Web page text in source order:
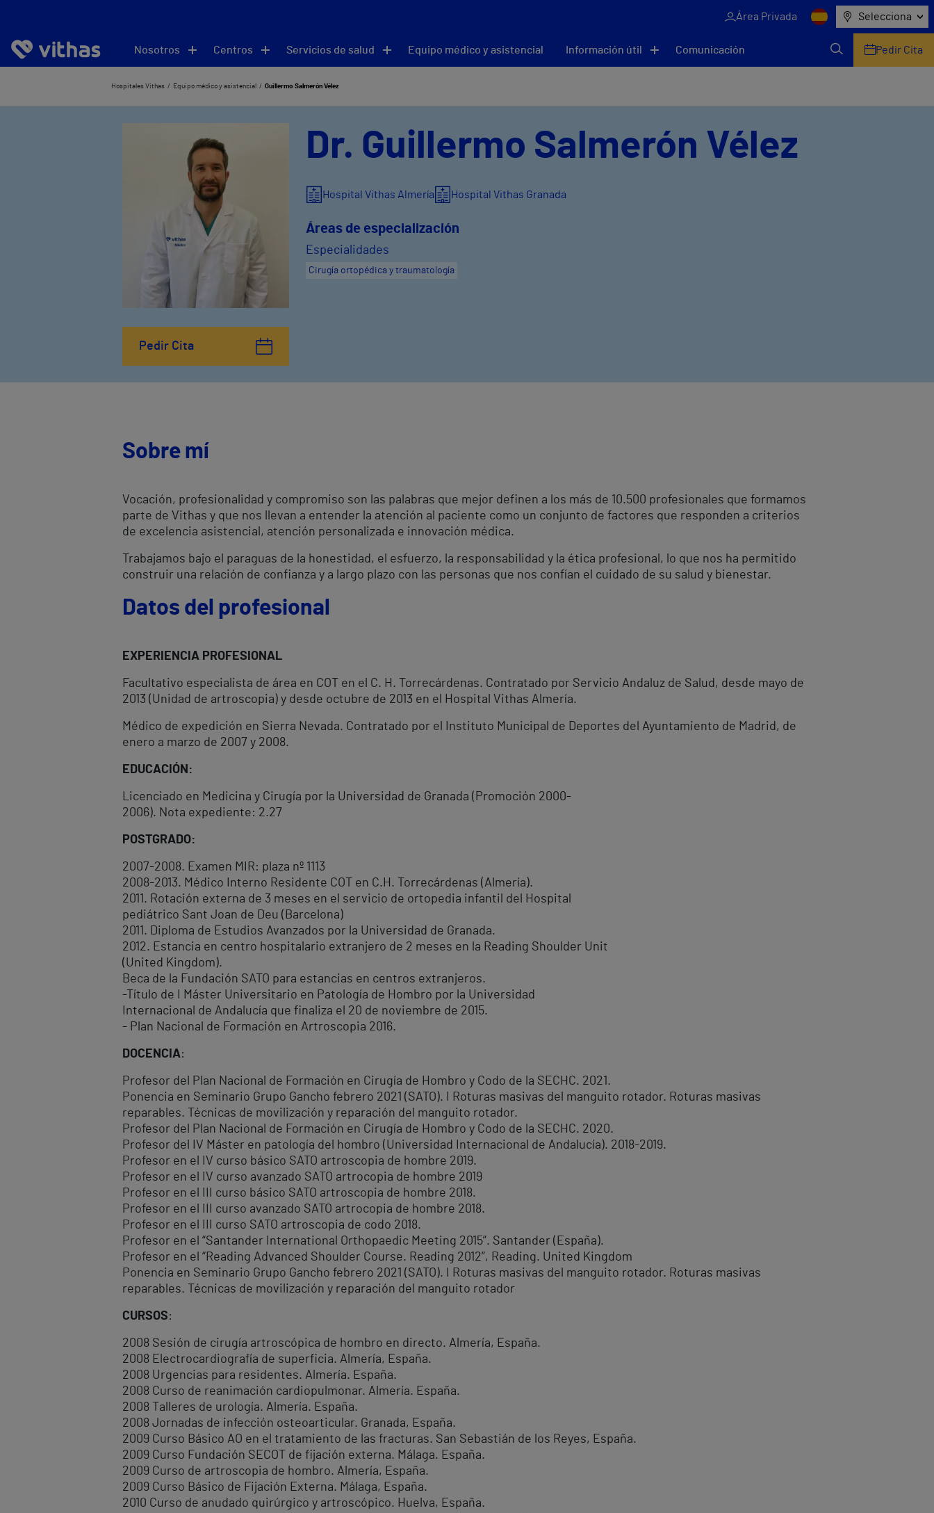
Área Privada Selecciona
Nosotros Centros Servicios de salud Equipo médico y asistencial Información útil Comunicación Pedir Cita
Hospitales Vithas Equipo médico y asistencial Guillermo Salmerón Vélez
Pedir Cita
Dr. Guillermo Salmerón Vélez
Hospital Vithas Almería Hospital Vithas Granada
Áreas de especialización
Especialidades
Cirugía ortopédica y traumatología
Sobre mí
Vocación, profesionalidad y compromiso son las palabras que mejor definen a los más de 10.500 profesionales que formamos
parte de Vithas y que nos llevan a entender la atención al paciente como un conjunto de factores que responden a criterios
de excelencia asistencial, atención personalizada e innovación médica.
Trabajamos bajo el paraguas de la honestidad, el esfuerzo, la responsabilidad y la ética profesional, lo que nos ha permitido
construir una relación de confianza y a largo plazo con las personas que nos confían el cuidado de su salud y bienestar.
Datos del profesional
EXPERIENCIA PROFESIONAL
Facultativo especialista de área en COT en el C. H. Torrecárdenas. Contratado por Servicio Andaluz de Salud, desde mayo de
2013 (Unidad de artroscopia) y desde octubre de 2013 en el Hospital Vithas Almería.
Médico de expedición en Sierra Nevada. Contratado por el Instituto Municipal de Deportes del Ayuntamiento de Madrid, de
enero a marzo de 2007 y 2008.
EDUCACIÓN:
Licenciado en Medicina y Cirugía por la Universidad de Granada (Promoción 2000-
2006). Nota expediente: 2.27
POSTGRADO:
2007-2008. Examen MIR: plaza nº 1113
2008-2013. Médico Interno Residente COT en C.H. Torrecárdenas (Almería).
2011. Rotación externa de 3 meses en el servicio de ortopedia infantil del Hospital
pediátrico Sant Joan de Deu (Barcelona)
2011. Diploma de Estudios Avanzados por la Universidad de Granada.
2012. Estancia en centro hospitalario extranjero de 2 meses en la Reading Shoulder Unit
(United Kingdom).
Beca de la Fundación SATO para estancias en centros extranjeros.
-Título de I Máster Universitario en Patología de Hombro por la Universidad
Internacional de Andalucía que finaliza el 20 de noviembre de 2015.
- Plan Nacional de Formación en Artroscopia 2016.
DOCENCIA:
Profesor del Plan Nacional de Formación en Cirugía de Hombro y Codo de la SECHC. 2021.
Ponencia en Seminario Grupo Gancho febrero 2021 (SATO). I Roturas masivas del manguito rotador. Roturas masivas
reparables. Técnicas de movilización y reparación del manguito rotador.
Profesor del Plan Nacional de Formación en Cirugía de Hombro y Codo de la SECHC. 2020.
Profesor del IV Máster en patología del hombro (Universidad Internacional de Andalucía). 2018-2019.
Profesor en el IV curso básico SATO artroscopia de hombre 2019.
Profesor en el IV curso avanzado SATO artrocopia de hombre 2019
Profesor en el III curso básico SATO artroscopia de hombre 2018.
Profesor en el III curso avanzado SATO artrocopia de hombre 2018.
Profesor en el III curso SATO artroscopia de codo 2018.
Profesor en el “Santander International Orthopaedic Meeting 2015”. Santander (España).
Profesor en el “Reading Advanced Shoulder Course. Reading 2012”, Reading. United Kingdom
Ponencia en Seminario Grupo Gancho febrero 2021 (SATO). I Roturas masivas del manguito rotador. Roturas masivas
reparables. Técnicas de movilización y reparación del manguito rotador
CURSOS:
2008 Sesión de cirugía artroscópica de hombro en directo. Almería, España.
2008 Electrocardiografía de superficia. Almería, España.
2008 Urgencias para residentes. Almería. España.
2008 Curso de reanimación cardiopulmonar. Almería. España.
2008 Talleres de urología. Almería. España.
2008 Jornadas de infección osteoarticular. Granada, España.
2009 Curso Básico AO en el tratamiento de las fracturas. San Sebastián de los Reyes, España.
2009 Curso Fundación SECOT de fijación externa. Málaga. España.
2009 Curso de artroscopia de hombro. Almería, España.
2009 Curso Básico de Fijación Externa. Málaga, España.
2010 Curso de anudado quirúrgico y artroscópico. Huelva, España.